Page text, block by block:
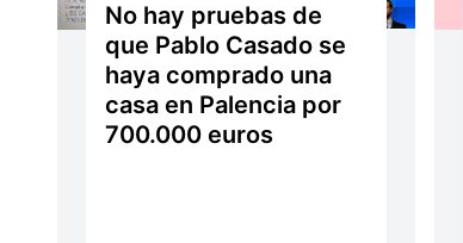
No hay pruebas de
que Pablo Casado se
haya comprado una
casa en Palencia por
700.000 euros